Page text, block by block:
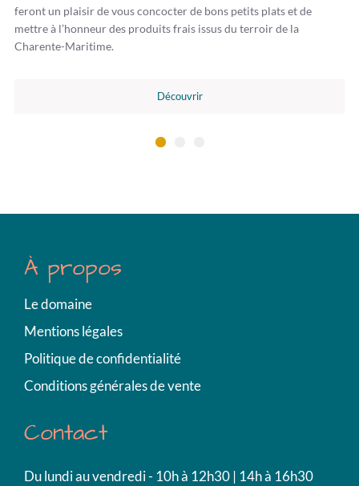
feront un plaisir de vous concocter de bons petits plats et de
mettre à l’honneur des produits frais issus du terroir de la
Charente-Maritime.
Découvrir
3
À propos
Le domaine
Mentions légales
Politique de confidentialité
Conditions générales de vente
Contact
Du lundi au vendredi - 10h à 12h30 | 14h à 16h30